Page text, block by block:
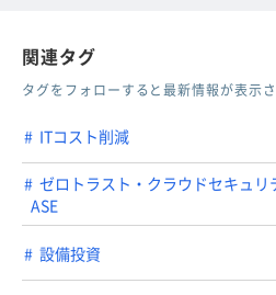
関連タグ
タグをフォローすると最新情報が表示
ITコスト削減
ゼロトラスト・クラウドセキュリ
ASE
設備投資